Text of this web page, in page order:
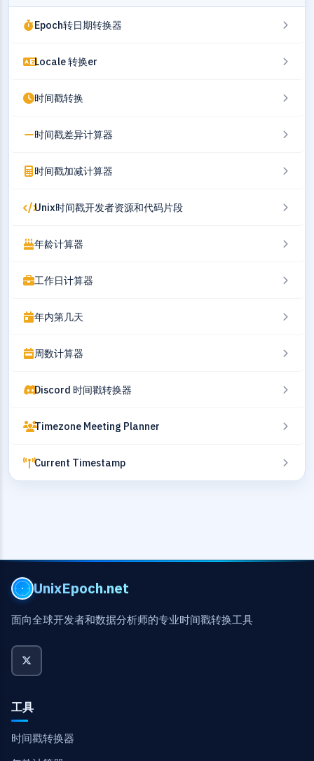
Epoch转日期转换器
Locale 转换er
时间戳转换
时间戳差异计算器
时间戳加减计算器
Unix时间戳开发者资源和代码片段
年龄计算器
工作日计算器
年内第几天
周数计算器
Discord 时间戳转换器
Timezone Meeting Planner
Current Timestamp
UnixEpoch.net
面向全球开发者和数据分析师的专业时间戳转换工具
工具
时间戳转换器